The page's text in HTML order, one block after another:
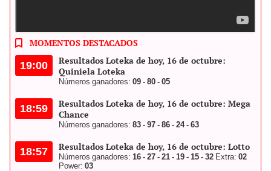
MOMENTOS DESTACADOS
19:00
Resultados Loteka de hoy, 16 de octubre:
Quiniela Loteka
Números ganadores: 09 - 80 - 05
18:59
Resultados Loteka de hoy, 16 de octubre: Mega
Chance
Números ganadores: 83 - 97 - 86 - 24 - 63
18:57 Resultados Loteka de hoy, 16 de octubre: Lotto
Números ganadores: 16 - 27 - 21 - 19 - 15 - 32 Extra: 02
Power: 03